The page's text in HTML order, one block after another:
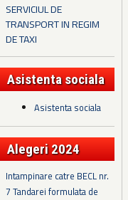
SERVICIUL DE
TRANSPORT IN REGIM
DE TAXI
Asistenta sociala
Asistenta sociala
Alegeri 2024
Intampinare catre BECL nr.
7 Tandarei formulata de